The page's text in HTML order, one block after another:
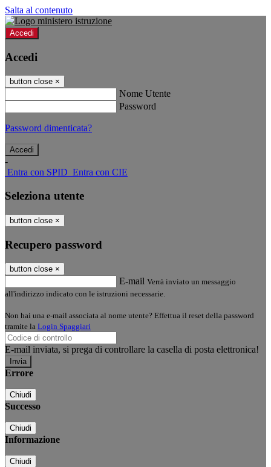
Salta al contenuto
Accedi
Accedi
button close ×
Nome Utente
Password
Password dimenticata?
-
Entra con SPID Entra con CIE
Seleziona utente
button close ×
Recupero password
button close ×
E-mail Verrà inviato un messaggio
all'indirizzo indicato con le istruzioni necessarie.
Non hai una e-mail associata al nome utente? Effettua il reset della password
tramite la Login Spaggiari
E-mail inviata, si prega di controllare la casella di posta elettronica!
Errore
Chiudi
Successo
Chiudi
Informazione
Chiudi